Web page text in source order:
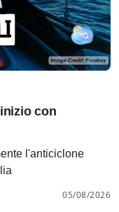
con
l'anticiclone
05/08/2026